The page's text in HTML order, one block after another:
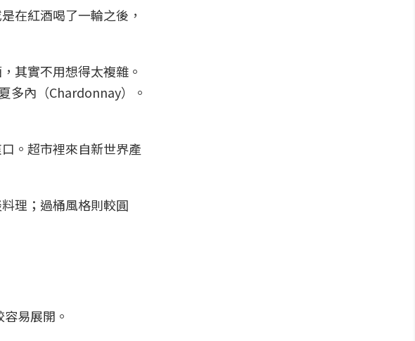
在紅酒喝了一輪之後，
其實不用想得太複雜。
多內（Chardonnay）。
。超市裡來自新世界產
理；過桶風格則較圓
易展開。